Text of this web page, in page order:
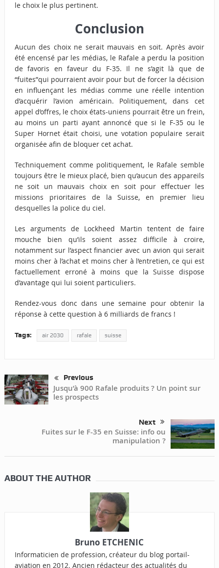
le choix le plus pertinent.
Conclusion
Aucun des choix ne serait mauvais en soit. Après avoir
été encensé par les médias, le Rafale a perdu la position
de favoris en faveur du F-35. Il ne s’agit là que de
“fuites”qui pourraient avoir pour but de forcer la décision
en influençant les médias comme une réelle intention
d’acquérir l’avion américain. Politiquement, dans cet
appel d’offres, le choix états-uniens pourrait être un frein,
au moins un parti ayant annoncé que si le F-35 ou le
Super Hornet était choisi, une votation populaire serait
organisée afin de bloquer cet achat.
Techniquement comme politiquement, le Rafale semble
toujours être le mieux placé, bien qu’aucun des appareils
ne soit un mauvais choix en soit pour effectuer les
missions prioritaires de la Suisse, en premier lieu
desquelles la police du ciel.
Les arguments de Lockheed Martin tentent de faire
mouche bien qu’ils soient assez difficile à croire,
notamment sur l’aspect financier avec un avion qui serait
moins cher à l’achat et moins cher à l’entretien, ce qui est
factuellement erroné à moins que la Suisse dispose
d’avantage qui lui soient particuliers.
Rendez-vous donc dans une semaine pour obtenir la
réponse à cette question à 6 milliards de francs !
Tags: air 2030 rafale suisse
Previous
Jusqu’à 900 Rafale produits ? Un point sur
les prospects
Next
Fuites sur le F-35 en Suisse: info ou
manipulation ?
ABOUT THE AUTHOR
Bruno ETCHENIC
Informaticien de profession, créateur du blog portail-
aviation en 2012. Ancien rédacteur des actualités du